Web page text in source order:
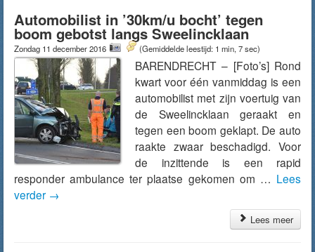
Automobilist in ’30km/u bocht’ tegen
boom gebotst langs Sweelincklaan
Zondag 11 december 2016 (Gemiddelde leestijd: 1 min, 7 sec)
BARENDRECHT – [Foto’s] Rond
kwart voor één vanmiddag is een
automobilist met zijn voertuig van
de Sweelincklaan geraakt en
tegen een boom geklapt. De auto
raakte zwaar beschadigd. Voor
de inzittende is een rapid
responder ambulance ter plaatse gekomen om … Lees
verder →
Lees meer